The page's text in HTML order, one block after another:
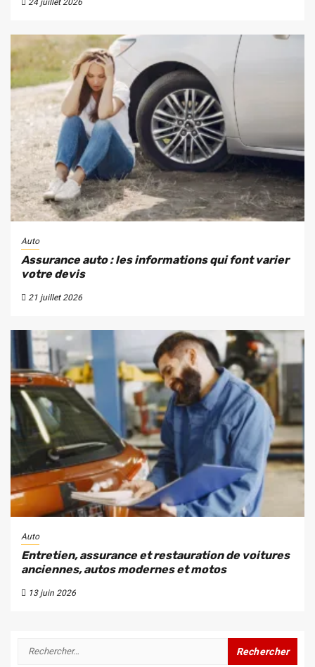
Auto
Assurance auto : les informations qui font varier
votre devis
21 juillet 2026
Auto
Entretien, assurance et restauration de voitures
anciennes, autos modernes et motos
13 juin 2026
Rechercher :